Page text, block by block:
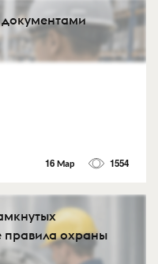
16 Мар 1554
правила охраны